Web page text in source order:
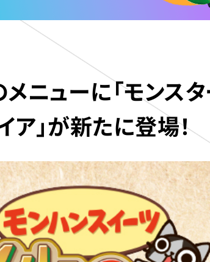
ニューに「モンス
ア」が新たに登場！